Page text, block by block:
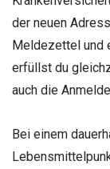
der neuen
Meldezettel und
erfüllst du
auch die
Bei einem